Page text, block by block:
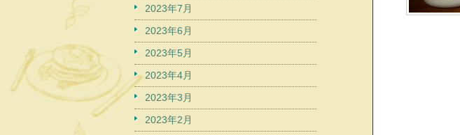
2023年7月
2023年6月
2023年5月
2023年4月
2023年3月
2023年2月